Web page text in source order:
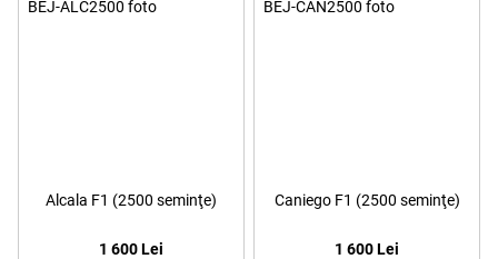
Alcala F1 (2500 seminţe)
1 600 Lei
Caniego F1 (2500 seminţe)
1 600 Lei